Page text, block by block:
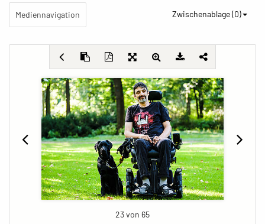
Mediennavigation Zwischenablage (0)
23 von 65